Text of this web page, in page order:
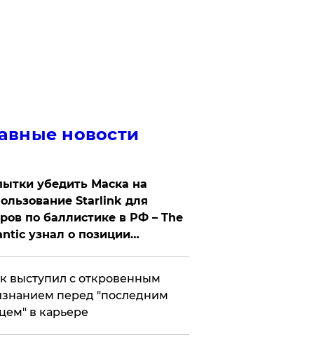
новости
убедить Маска на
Starlink для
по баллистике в РФ – The
узнал о позиции
выступил с откровенным
перед "последним
в карьере